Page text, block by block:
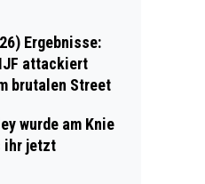
Ergebnisse:
attackiert
brutalen Street
wurde am Knie
ihr jetzt